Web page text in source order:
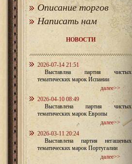
Описание торгов
Написать нам
НОВОСТИ
2026-07-14 21:51
Выставлна партия чистых
тематических марок Испании
далее>>
2026-04-10 08:49
Выставлена партия чистых
тематических марок Европы
далее>>
2026-03-11 20:24
Выставлена партия негашеных
тематических марок Португалии
далее>>